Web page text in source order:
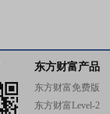
东方财富产品
东方财富免费版
东方财富Level-2